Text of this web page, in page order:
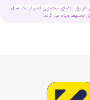
تاریخ انقضای محصولی کمتر از یک سال